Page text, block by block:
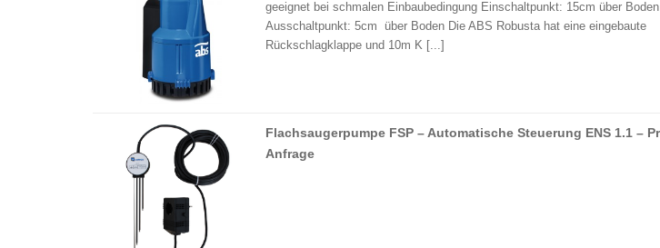
geeignet bei schmalen Einbaubedingung Einschaltpunkt: 15cm über Boden
Ausschaltpunkt: 5cm über Boden Die ABS Robusta hat eine eingebaute
Rückschlagklappe und 10m K [...]
Flachsaugerpumpe FSP – Automatische Steuerung ENS 1.1 –
Anfrage